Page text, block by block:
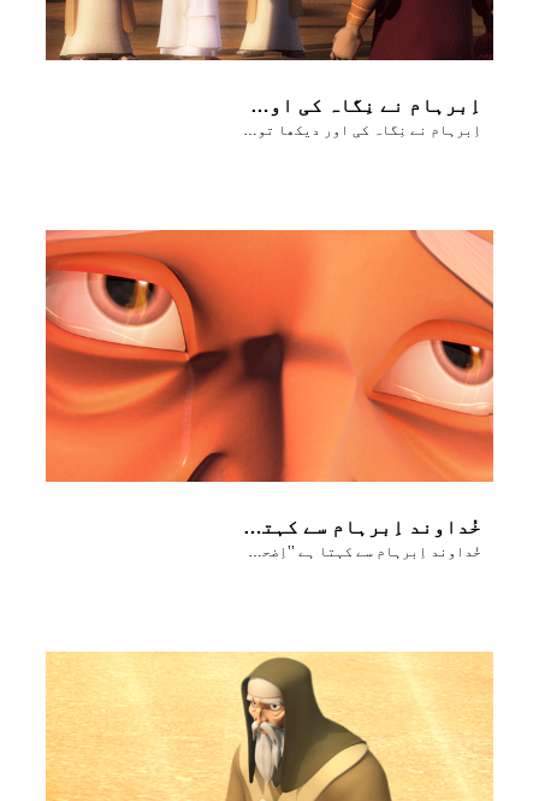
اِبرہام نے نِگاہ کی اور دیکھا تو اُسے تیِن مَرد قریب کھڑے نظر آے
اِبرہام نے نِگاہ کی اور دیکھا تو اُسے تیِن مَرد قریب کھڑے نظر آے
خُداوند اِبرہام سے کہتا ہے ’’اِضحاق کو ہاتھ نہ لگانا‘‘
خُداوند اِبرہام سے کہتا ہے ’’اِضحاق کو ہاتھ نہ لگانا‘‘